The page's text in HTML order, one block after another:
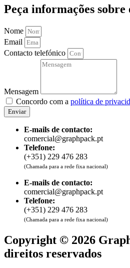
Peça informações sobre
Nome
Email
Contacto telefónico
Mensagem
Concordo com a política de
Enviar
E-mails de contacto:
comercial@graphpack.pt
Telefone:
(+351) 229 476 283
(Chamada para a rede fixa nacional)
E-mails de contacto:
comercial@graphpack.pt
Telefone:
(+351) 229 476 283
(Chamada para a rede fixa nacional)
Copyright © 2026
direitos reservados